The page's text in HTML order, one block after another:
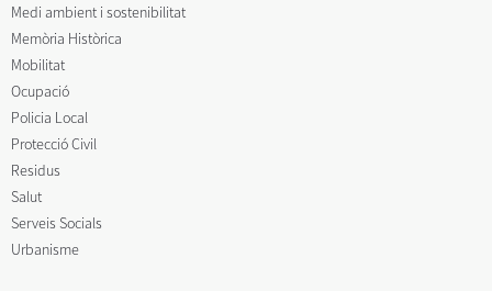
Medi ambient i sostenibilitat
Memòria Històrica
Mobilitat
Ocupació
Policia Local
Protecció Civil
Residus
Salut
Serveis Socials
Urbanisme